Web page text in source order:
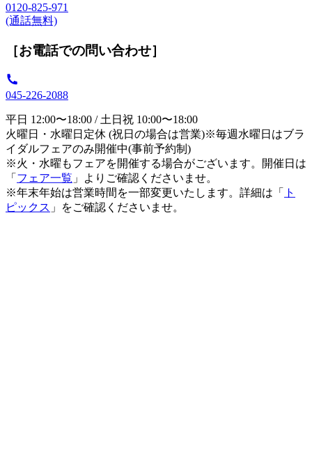
0120-825-971
(通話無料)
［お電話での問い合わせ］
045-226-2088
平日 12:00〜18:00 / 土日祝 10:00〜18:00
火曜日・水曜日定休 (祝日の場合は営業)※毎週水曜日はブラ
イダルフェアのみ開催中(事前予約制)
※火・水曜もフェアを開催する場合がございます。開催日は
「フェア一覧 」よりご確認くださいませ。
※年末年始は営業時間を一部変更いたします。詳細は「 ト
ピックス 」をご確認くださいませ。